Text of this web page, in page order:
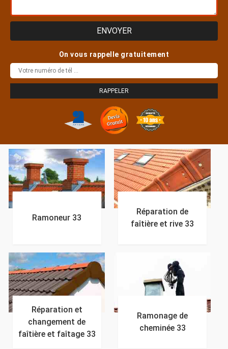
On vous rappelle gratuitement
Ramoneur 33
Réparation de
faîtière et rive 33
Réparation et
changement de
faîtière et faîtage 33
Ramonage de
cheminée 33